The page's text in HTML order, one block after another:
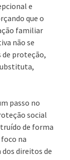
e
que o
familiar
não se
de proteção,
passo no
social
de forma
na
direitos de